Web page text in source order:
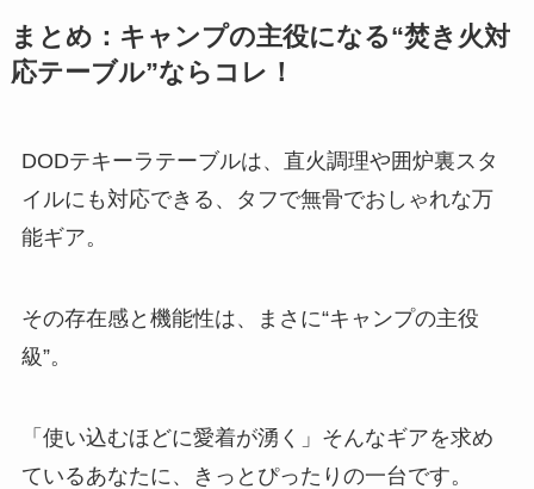
まとめ：キャンプの主役になる“焚き火対
応テーブル”ならコレ！
DODテキーラテーブルは、直火調理や囲炉裏スタ
イルにも対応できる、タフで無骨でおしゃれな万
能ギア。
その存在感と機能性は、まさに“キャンプの主役
級”。
「使い込むほどに愛着が湧く」そんなギアを求め
ているあなたに、きっとぴったりの一台です。